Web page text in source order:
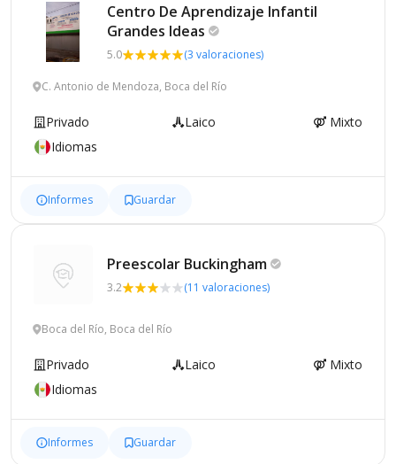
Centro De Aprendizaje Infantil
Grandes Ideas
5.0 (3 valoraciones)
C. Antonio de Mendoza, Boca del Río
Privado Laico
Mixto
Idiomas
Informes Guardar
Preescolar Buckingham
3.2 (11 valoraciones)
Boca del Río, Boca del Río
Privado Laico
Mixto
Idiomas
Informes Guardar